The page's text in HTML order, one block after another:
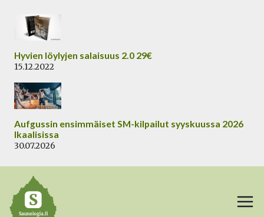
sisältöön
Hyvien löylyjen salaisuus 2.0 29€
15.12.2022
Aufgussin ensimmäiset SM-kilpailut syyskuussa 2026
Ikaalisissa
30.07.2026